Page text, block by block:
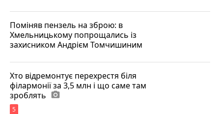
Поміняв пензель на зброю: в
Хмельницькому попрощались із
захисником Андрієм Томчишиним
Хто відремонтує перехрестя біля
філармонії за 3,5 млн і що саме там
зроблять photo_camera
5